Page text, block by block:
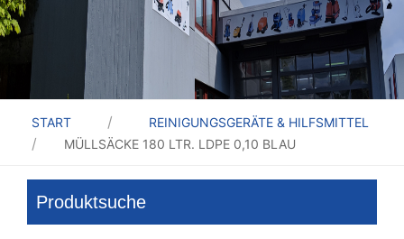
START
REINIGUNGSGERÄTE & HILFSMITTEL
MÜLLSÄCKE 180 LTR. LDPE 0,10 BLAU
Produktsuche